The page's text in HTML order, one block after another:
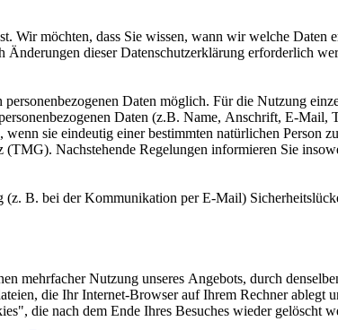
Wir möchten, dass Sie wissen, wann wir welche
dieser Datenschutzerklärung erforderlich
Daten möglich. Für die Nutzung
Daten (z.B. Name, Anschrift, E-
sie eindeutig einer bestimmten natürlichen
(TMG). Nachstehende Regelungen informieren Sie
(z. B. bei der Kommunikation per E-Mail)
mehrfacher Nutzung unseres Angebots, durch
die Ihr Internet-Browser auf Ihrem Rechner ablegt
die nach dem Ende Ihres Besuches wieder gelöscht